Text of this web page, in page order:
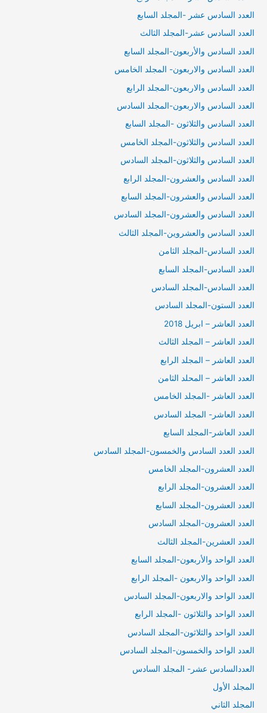
العدد السادس عشر -المجلد السابع
العدد السادس عشر-المجلد الثالث
العدد السادس والأربعون-المجلد السابع
العدد السادس والاربعون- المجلد الخامس
العدد السادس والاربعون-المجلد الرابع
العدد السادس والاربعون-المجلد السادس
العدد السادس والثلاثون -المجلد السابع
العدد السادس والثلاثون-المجلد الخامس
العدد السادس والثلاثون-المجلد السادس
العدد السادس والعشرون-المجلد الرابع
العدد السادس والعشرون-المجلد السابع
العدد السادس والعشرون-المجلد السادس
العدد السادس والعشروين-المجلد الثالث
العدد السادس-المجلد الثامن
العدد السادس-المجلد السابع
العدد السادس-المجلد السادس
العدد الستون-المجلد السادس
العدد العاشر – ابريل 2018
العدد العاشر – المجلد الثالث
العدد العاشر – المجلد الرابع
العدد العاشر – المحلد الثامن
العدد العاشر -المجلد الخامس
العدد العاشر- المجلد السادس
العدد العاشر-المجلد السابع
العدد العدد السادس والخمسون-المجلد السادس
العدد العشرون-المجلد الخامس
العدد العشرون-المجلد الرابع
العدد العشرون-المجلد السابع
العدد العشرون-المجلد السادس
العدد العشرين-المجلد الثالث
العدد الواحد والأربعون-المجلد السابع
العدد الواحد والاربعون -المجلد الرابع
العدد الواحد والاربعون-المجلد السادس
العدد الواحد والثلاثون -المجلد الرابع
العدد الواحد والثلاثون-المجلد السادس
العدد الواحد والخمسون-المجلد السادس
العددالسادس عشر- المجلد السادس
المجلد الأول
المجلد الثاني